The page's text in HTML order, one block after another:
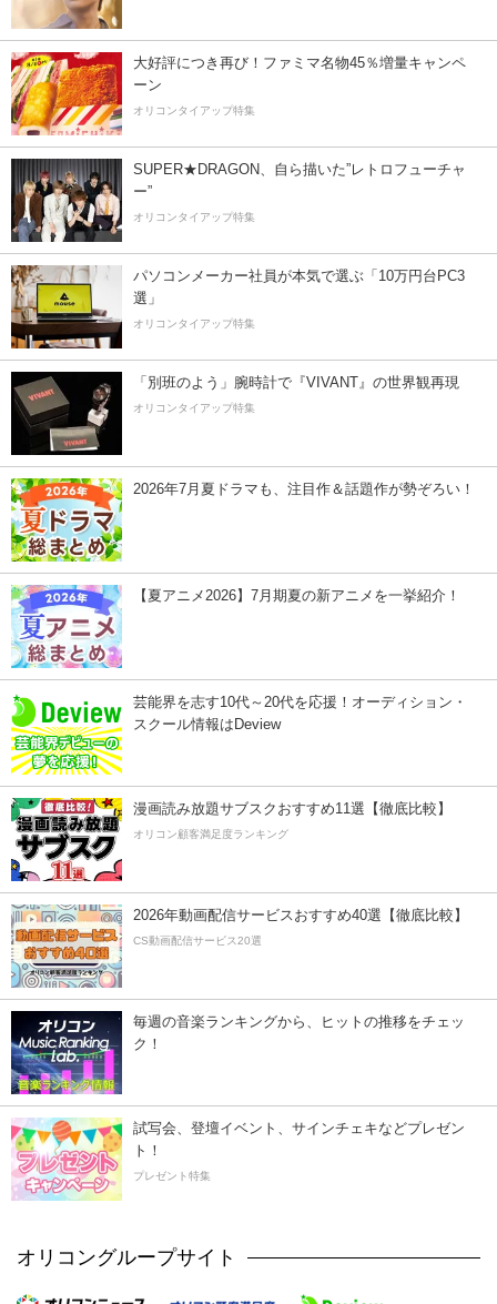
大好評につき再び！ファミマ名物45％増量キャンペ
ーン
オリコンタイアップ特集
SUPER★DRAGON、自ら描いた”レトロフューチャ
ー”
オリコンタイアップ特集
パソコンメーカー社員が本気で選ぶ「10万円台PC3
選」
オリコンタイアップ特集
「別班のよう」腕時計で『VIVANT』の世界観再現
オリコンタイアップ特集
2026年7月夏ドラマも、注目作＆話題作が勢ぞろい！
【夏アニメ2026】7月期夏の新アニメを一挙紹介！
芸能界を志す10代～20代を応援！オーディション・
スクール情報はDeview
漫画読み放題サブスクおすすめ11選【徹底比較】
オリコン顧客満足度ランキング
2026年動画配信サービスおすすめ40選【徹底比較】
CS動画配信サービス20選
毎週の音楽ランキングから、ヒットの推移をチェッ
ク！
試写会、登壇イベント、サインチェキなどプレゼン
ト！
プレゼント特集
オリコングループサイト